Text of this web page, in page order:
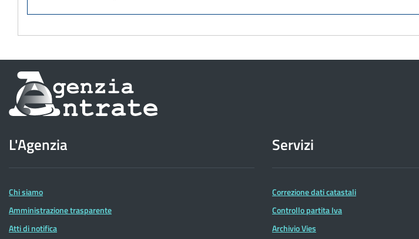
Informazioni
sul
dell'Agenzia
delle
Entrate
L'Agenzia
Chi siamo
Amministrazione trasparente
Atti di notifica
Servizi
Correzione dati catastali
Controllo partita Iva
Archivio Vies